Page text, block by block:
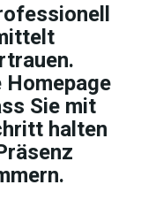
Homepage
Sie mit
halten